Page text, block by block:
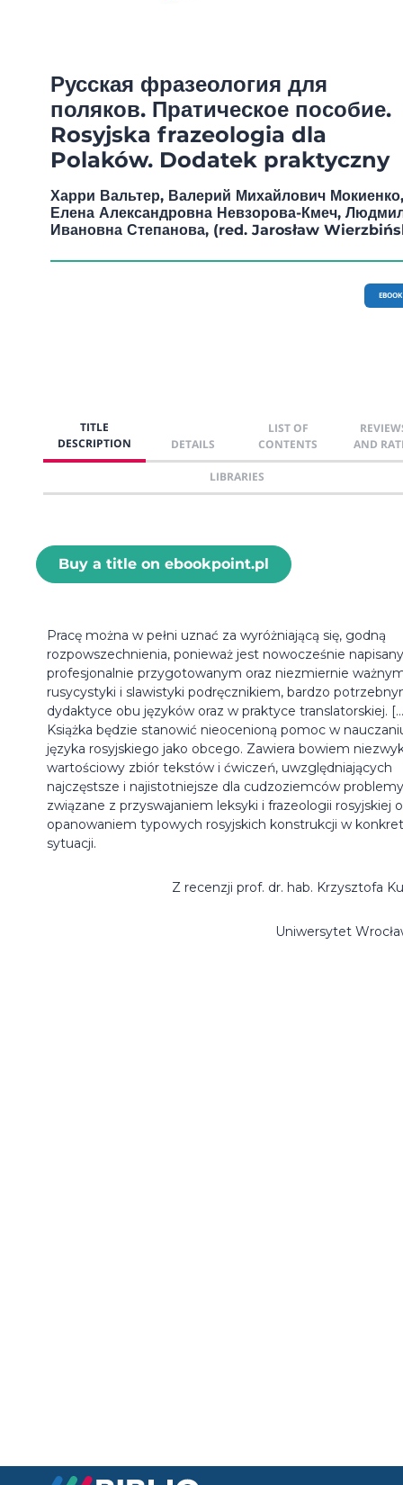
Русская фразеология для
поляков. Пратическое пособие.
Rosyjska frazeologia dla
Polaków. Dodatek praktyczny
Харри Вальтер, Валерий Михайлович Мокиенко,
Елена Александровна Невзорова-Кмеч,
Ивановна Степанова, (red. Jarosław
EBOOK
TITLE
DESCRIPTION
DETAILS
LIST OF
CONTENTS
AND
LIBRARIES
Buy a title on ebookpoint.pl
Pracę można w pełni uznać za wyróżniającą się, godną
rozpowszechnienia, ponieważ jest nowocześnie
profesjonalnie przygotowanym oraz niezmiernie
rusycystyki i slawistyki podręcznikiem, bardzo
dydaktyce obu języków oraz w praktyce translatorskiej.
Książka będzie stanowić nieocenioną pomoc w
języka rosyjskiego jako obcego. Zawiera bowiem
wartościowy zbiór tekstów i ćwiczeń, uwzględniających
najczęstsze i najistotniejsze dla cudzoziemców problemy
związane z przyswajaniem leksyki i frazeologii rosyjskiej
opanowaniem typowych rosyjskich konstrukcji w
sytuacji.
Z recenzji prof. dr. hab. Krzysztofa
Uniwersytet